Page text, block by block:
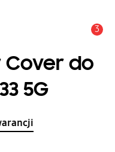
3
Cover do
5G